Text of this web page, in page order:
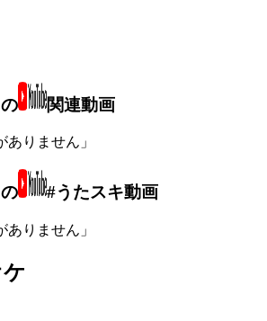
関連動画
ありません」
#うたスキ動画
ありません」